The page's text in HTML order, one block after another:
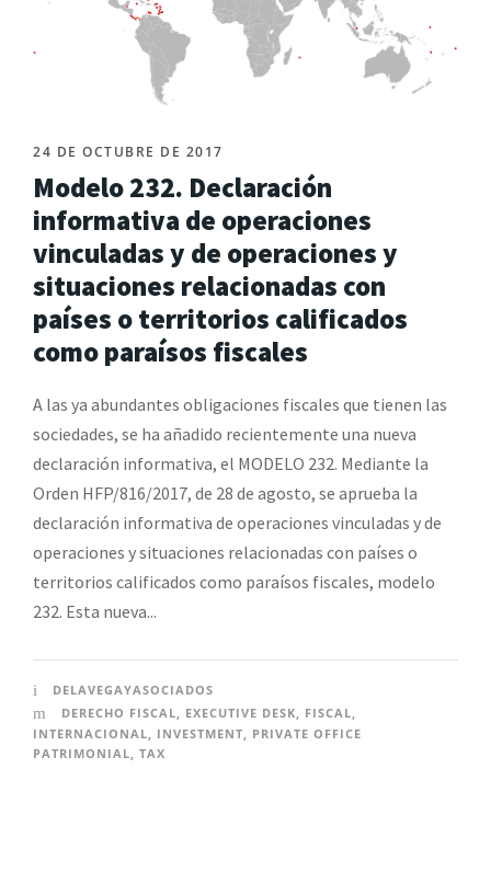
24 DE OCTUBRE DE 2017
Modelo 232. Declaración
informativa de operaciones
vinculadas y de operaciones y
situaciones relacionadas con
países o territorios calificados
como paraísos fiscales
A las ya abundantes obligaciones fiscales que tienen las
sociedades, se ha añadido recientemente una nueva
declaración informativa, el MODELO 232. Mediante la
Orden HFP/816/2017, de 28 de agosto, se aprueba la
declaración informativa de operaciones vinculadas y de
operaciones y situaciones relacionadas con países o
territorios calificados como paraísos fiscales, modelo
232. Esta nueva...
DELAVEGAYASOCIADOS
DERECHO FISCAL
EXECUTIVE DESK FISCAL
INTERNACIONAL
INVESTMENT
PRIVATE OFFICE
PATRIMONIAL TAX